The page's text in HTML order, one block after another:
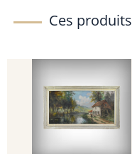
Ces